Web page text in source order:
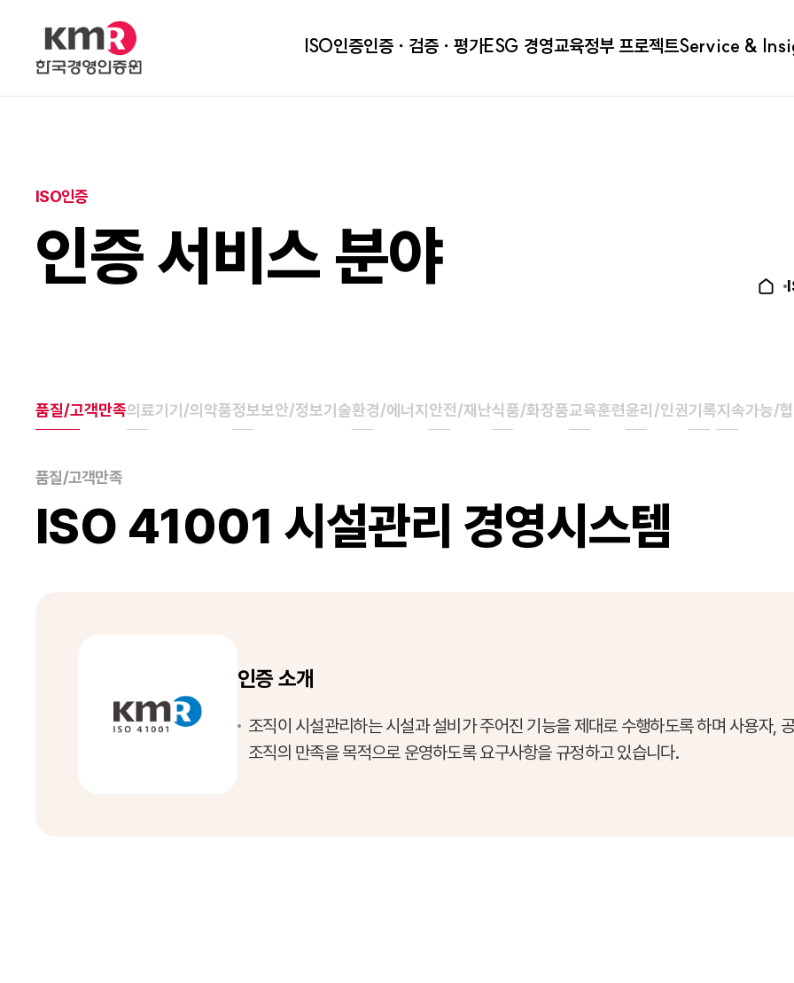
ISO인증인증ㆍ검증ㆍ평가ESG 경영교육정부 프로젝트Service &
ISO인증
인증 서비스 분야
품질/고객만족의료기기/의약품정보보안/정보기술환경/에너지 안전/재난식품/화장품교육훈련윤리/인권기록지속가능/
품질/고객만족
ISO 41001 시설관리 경영시스템
인증 소개
조직이 시설관리하는 시설과 설비가 주어진 기능을 제대로 수행하도록 하며 사용자,
조직의 만족을 목적으로 운영하도록 요구사항을 규정하고 있습니다.